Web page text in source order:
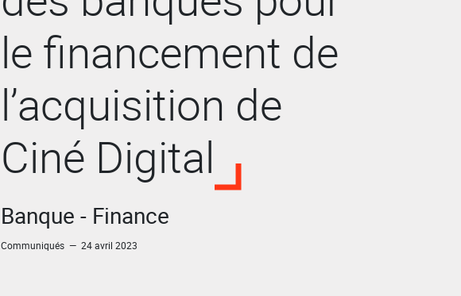
le financement de
l’acquisition de
Ciné Digital
Banque - Finance
Communiqués — 24 avril 2023